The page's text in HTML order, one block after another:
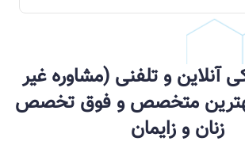
آنلاین و تلفنی (مشاوره غیر
متخصص و فوق تخصص
زنان و زایمان